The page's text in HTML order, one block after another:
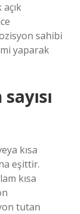
sahibi
yaparak
kısa
eşittir.
kısa
tutan